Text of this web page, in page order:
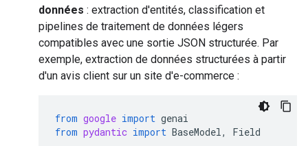
données : extraction d'entités, classification et
pipelines de traitement de données légers
compatibles avec une sortie JSON structurée. Par
exemple, extraction de données structurées à partir
d'un avis client sur un site d'e-commerce :
from google import genai
from pydantic import BaseModel, Field